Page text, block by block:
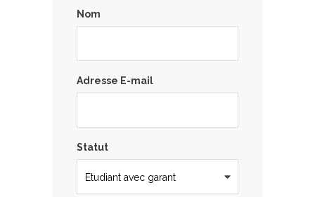
Nom
Adresse E-mail
Statut